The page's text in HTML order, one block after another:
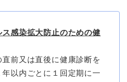
ス感染拡大防止のための健
前又は直後に健康診断を
以内ごとに１回定期に一